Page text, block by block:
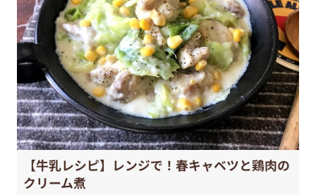
【牛乳レシピ】レンジで！春キャベツと鶏肉の
クリーム煮